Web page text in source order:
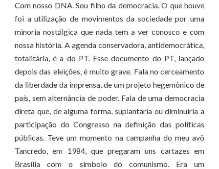
Com nosso DNA. Sou filho da democracia. O que houve
foi a utilização de movimentos da sociedade por uma
minoria nostálgica que nada tem a ver conosco e com
nossa história. A agenda conservadora, antidemocrática,
totalitária, é a do PT. Esse documento do PT, lançado
depois das eleições, é muito grave. Fala no cerceamento
da liberdade da imprensa, de um projeto hegemônico de
país, sem alternância de poder. Fala de uma democracia
direta que, de alguma forma, suplantaria ou diminuiria a
participação do Congresso na definição das políticas
públicas. Teve um momento na campanha do meu avô
Tancredo, em 1984, que pregaram uns cartazes em
Brasília com o símbolo do comunismo. Era um